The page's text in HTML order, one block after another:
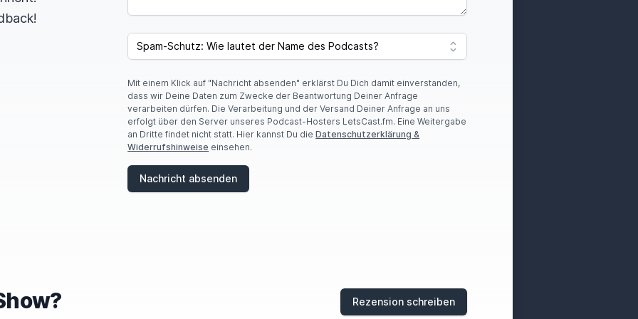
mehr für zum Beispiel einen zweiten Teil von The Golden Idol hat, da geht eine
Dicey Dungeons hab ich auf der Switch gespielt.
00:02:01
da auch noch mal wieder ein bisschen reingespielt,
ich da halt auch, weiß ich nicht, wie viele Stunden noch mal reingepackt und mit
SPAM CAPTCHA
Mit einem Klick auf "Nachricht absenden" erklärst Du Dich damit einverstanden,
dass wir Deine Daten zum Zwecke der Beantwortung Deiner Anfrage
verarbeiten dürfen. Die Verarbeitung und der Versand Deiner Anfrage an uns
erfolgt über den Server unseres Podcast-Hosters LetsCast.fm. Eine Weitergabe
an Dritte findet nicht statt. Hier kannst Du dieDatenschutzerklärung &
Widerrufshinweise einsehen.
Nachricht absenden
Rezension schreiben